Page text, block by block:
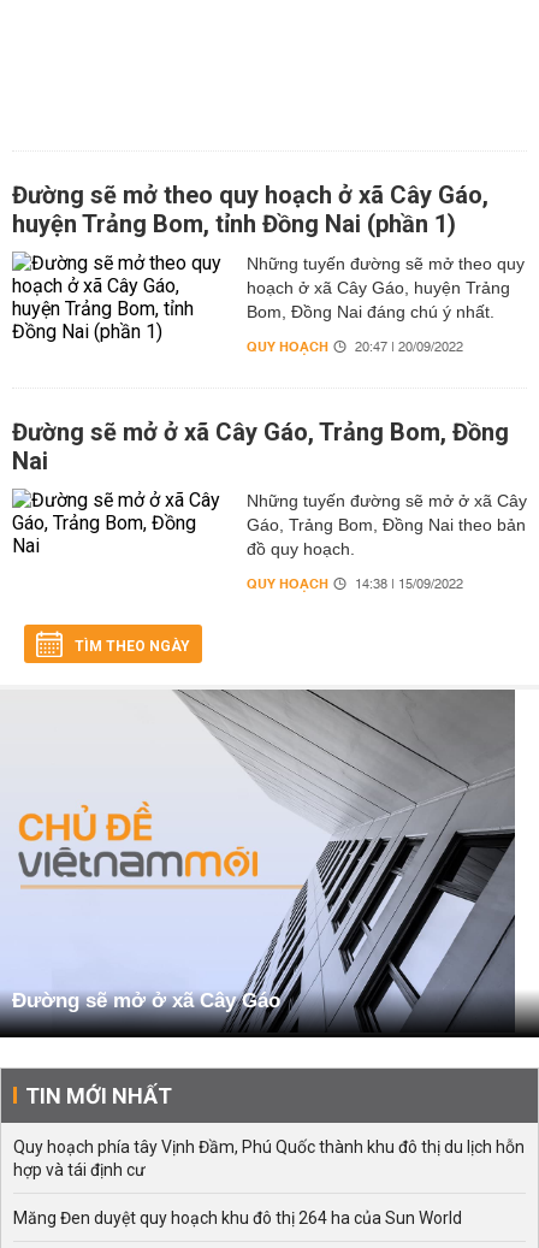
Đường sẽ mở theo quy hoạch ở xã Cây Gáo,
huyện Trảng Bom, tỉnh Đồng Nai (phần 1)
Những tuyến đường sẽ mở theo quy
hoạch ở xã Cây Gáo, huyện Trảng
Bom, Đồng Nai đáng chú ý nhất.
QUY HOẠCH 20:47 | 20/09/2022
Đường sẽ mở ở xã Cây Gáo, Trảng Bom, Đồng
Nai
Những tuyến đường sẽ mở ở xã Cây
Gáo, Trảng Bom, Đồng Nai theo bản
đồ quy hoạch.
QUY HOẠCH 14:38 | 15/09/2022
TÌM THEO NGÀY
Đường sẽ mở ở xã Cây Gáo
TIN MỚI NHẤT
Quy hoạch phía tây Vịnh Đầm, Phú Quốc thành khu đô thị du lịch hỗn
hợp và tái định cư
Măng Đen duyệt quy hoạch khu đô thị 264 ha của Sun World